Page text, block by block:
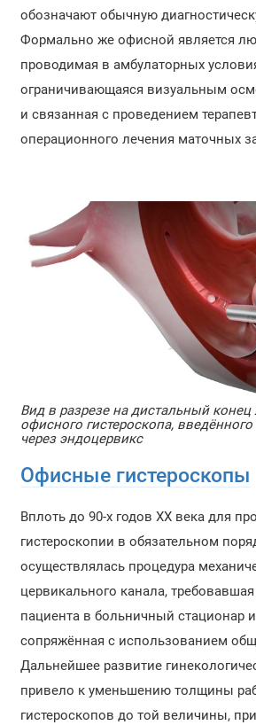
обозначают обычную
Формально же офисной является
проводимая в амбулаторных
ограничивающаяся визуальным
и связанная с проведением
операционного лечения маточных
Вид в разрезе на дистальный конец
офисного гистероскопа,
через эндоцервикс
Офисные гистероскопы
Вплоть до 90-х годов XX века для
гистероскопии в обязательном
осуществлялась процедура
цервикального канала,
пациента в больничный стационар
сопряжённая с использованием
Дальнейшее развитие
привело к уменьшению толщины
гистероскопов до той величины,